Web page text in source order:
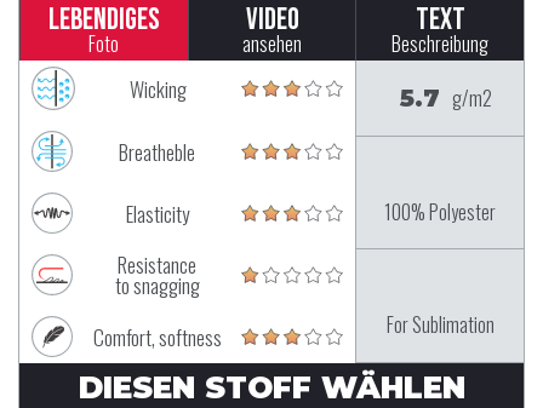
Lebendiges
Foto
Video
ansehen
Text
Beschreibung
Wicking
Breatheble
Elasticity
Resistance
to snagging
Comfort, softness
5.7 g/m2
100% Polyester
For Sublimation
DIESEN STOFF WÄHLEN